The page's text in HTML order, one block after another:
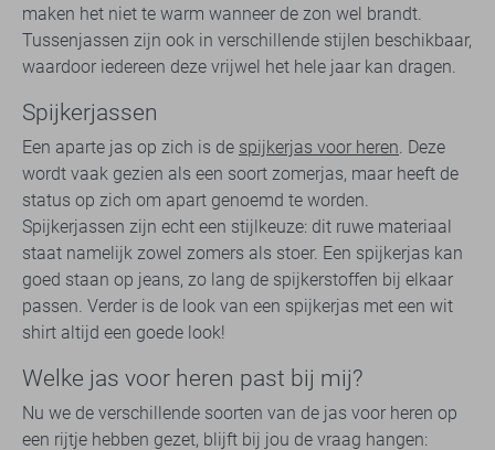
maken het niet te warm wanneer de zon wel brandt.
Tussenjassen zijn ook in verschillende stijlen beschikbaar,
waardoor iedereen deze vrijwel het hele jaar kan dragen.
Spijkerjassen
Een aparte jas op zich is de spijkerjas voor heren. Deze
wordt vaak gezien als een soort zomerjas, maar heeft de
status op zich om apart genoemd te worden.
Spijkerjassen zijn echt een stijlkeuze: dit ruwe materiaal
staat namelijk zowel zomers als stoer. Een spijkerjas kan
goed staan op jeans, zo lang de spijkerstoffen bij elkaar
passen. Verder is de look van een spijkerjas met een wit
shirt altijd een goede look!
Welke jas voor heren past bij mij?
Nu we de verschillende soorten van de jas voor heren op
een rijtje hebben gezet, blijft bij jou de vraag hangen: